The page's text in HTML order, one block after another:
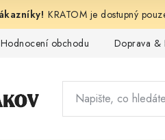
KRATOM je dostupný
Hodnocení obchodu Doprava &